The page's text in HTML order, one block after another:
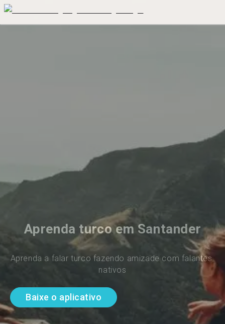
Aprenda turco em Santander
Aprenda a falar turco fazendo amizade com falantes
nativos
Baixe o aplicativo